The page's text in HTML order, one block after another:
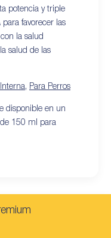
potencia y triple
para favorecer las
la salud
salud de las
, Para Perros
disponible en un
150 ml para